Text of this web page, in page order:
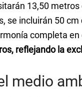
13,50
se incluirán 50
completa en
reflejando la
medio